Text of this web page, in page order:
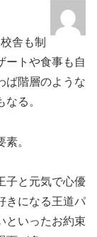
舎も制
ートや食事も自
ば階層のような
る。
。
子と元気で心優
きになる王道パ
といったお約束